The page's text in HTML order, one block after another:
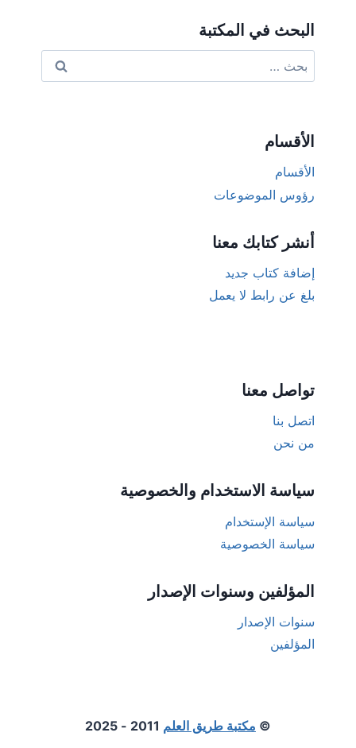
البحث في المكتبة
عن:
الأقسام
الأقسام
رؤوس الموضوعات
أنشر كتابك معنا
إضافة كتاب جديد
بلغ عن رابط لا يعمل
تواصل معنا
اتصل بنا
من نحن
سياسة الاستخدام والخصوصية
سياسة الإستخدام
سياسة الخصوصية
المؤلفين وسنوات الإصدار
سنوات الإصدار
المؤلفين
© مكتبة طريق العلم